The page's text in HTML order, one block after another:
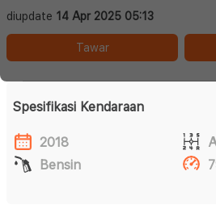
diupdate 14 Apr 2025 05:13
Tawar
Spesifikasi Kendaraan
2018
Bensin